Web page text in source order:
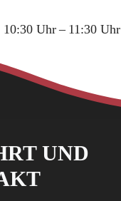
10:30 Uhr– 11:30 Uhr
UND